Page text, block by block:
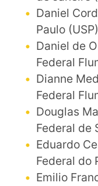
Daniel
Paulo (USP)
Daniel de
Federal
Dianne
Federal
Douglas
Federal de
Eduardo
Federal do
Emilio